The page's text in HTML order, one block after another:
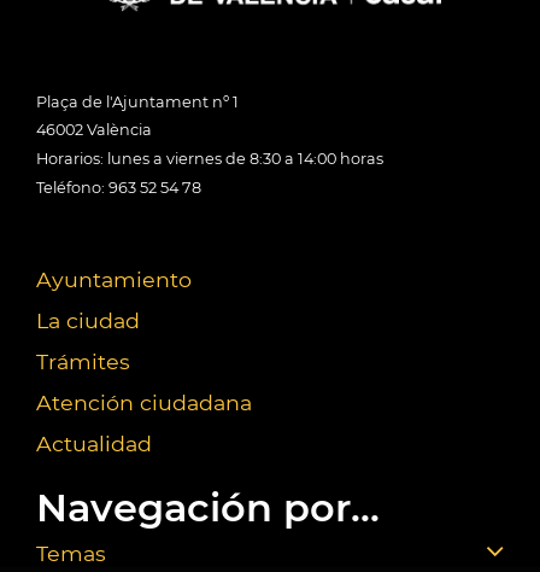
Plaça de l'Ajuntament nº 1
46002 València
Horarios: lunes a viernes de 8:30 a 14:00 horas
Teléfono: 963 52 54 78
Ayuntamiento
La ciudad
Trámites
Atención ciudadana
Actualidad
Navegación por...
Temas